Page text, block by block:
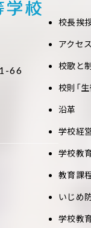
校長挨
アクセス
校歌と
校則「
沿革
学校経
学校教
教育課
いじめ
学校教
66